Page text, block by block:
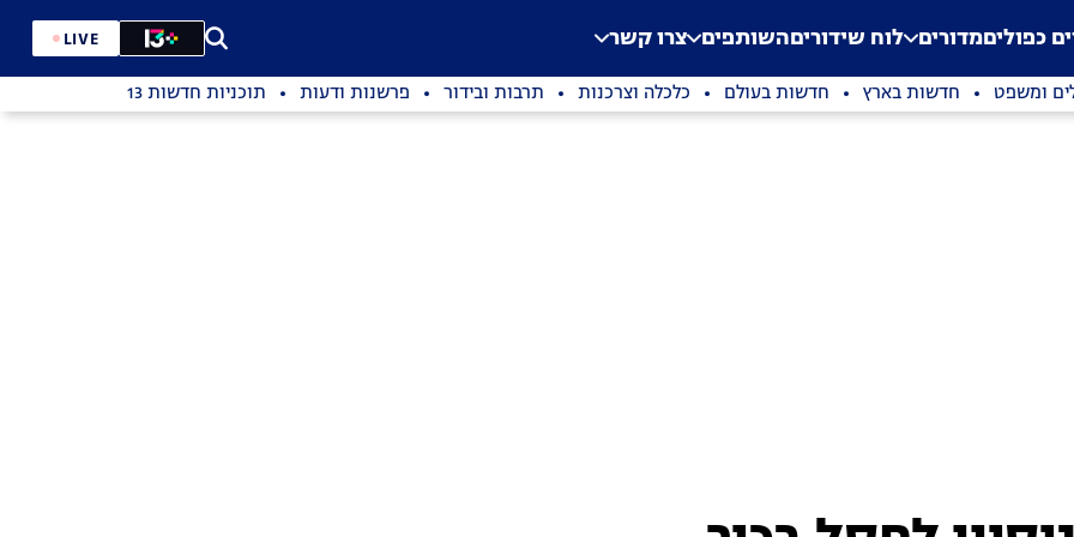
Application error: a
. כפוליםמדורים לוח שידוריםהשותפים צרו קשר LIVE
ומשפט חדשות בארץ חדשות בעולם כלכלה וצרכנות תרבות ובידור פרשנות ודעות תוכניות חדשות 13